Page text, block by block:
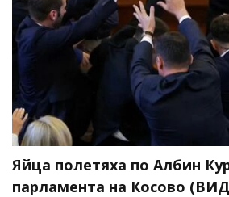
Яйца полетяха по Албин
парламента на Косово